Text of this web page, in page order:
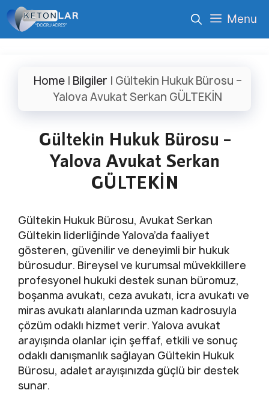
İçeriğe
atla
Menu
Home| Bilgiler | Gültekin Hukuk Bürosu –
Yalova Avukat Serkan GÜLTEKİN
Gültekin Hukuk Bürosu –
Yalova Avukat Serkan
GÜLTEKİN
Gültekin Hukuk Bürosu, Avukat Serkan
Gültekin liderliğinde Yalova’da faaliyet
gösteren, güvenilir ve deneyimli bir hukuk
bürosudur. Bireysel ve kurumsal müvekkillere
profesyonel hukuki destek sunan büromuz,
boşanma avukatı, ceza avukatı, icra avukatı ve
miras avukatı alanlarında uzman kadrosuyla
çözüm odaklı hizmet verir. Yalova avukat
arayışında olanlar için şeffaf, etkili ve sonuç
odaklı danışmanlık sağlayan Gültekin Hukuk
Bürosu, adalet arayışınızda güçlü bir destek
sunar.